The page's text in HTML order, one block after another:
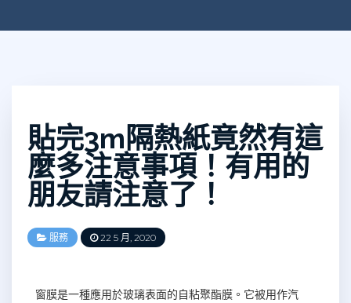
貼完3m隔熱紙竟然有這
麼多注意事項！有用的
朋友請注意了！
服務 22 5 月, 2020
窗膜是一種應用於玻璃表面的自粘聚酯膜。它被用作汽